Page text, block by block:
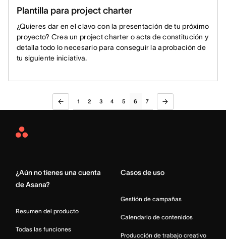
Plantilla para project charter
¿Quieres dar en el clavo con la presentación de tu próximo
proyecto? Crea un project charter o acta de constitución y
detalla todo lo necesario para conseguir la aprobación de
tu siguiente iniciativa.
1 2 3 4 5 6 7
Asana
¿Aún no tienes una cuenta
de Asana?
Resumen del producto
Todas las funciones
Casos de uso
Gestión de campañas
Calendario de contenidos
Producción de trabajo creativo